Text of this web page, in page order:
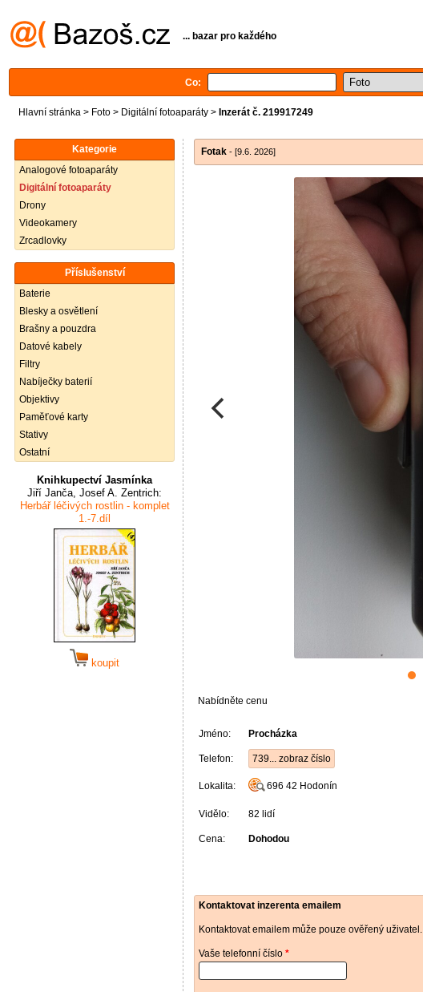
... bazar pro každého
Co:
Hlavní stránka > Foto > Digitální fotoaparáty > Inzerát č. 219917249
Kategorie
Analogové fotoaparáty
Digitální fotoaparáty
Drony
Videokamery
Zrcadlovky
Příslušenství
Baterie
Blesky a osvětlení
Brašny a pouzdra
Datové kabely
Filtry
Nabíječky baterií
Objektivy
Paměťové karty
Stativy
Ostatní
Knihkupectví Jasmínka
Jiří Janča, Josef A. Zentrich:
Herbář léčivých rostlin - komplet
1.-7.díl
koupit
Fotak - [9.6. 2026]
Nabídněte cenu
Jméno: Procházka
Telefon: 739... zobraz číslo
Lokalita: 696 42 Hodonín
Vidělo: 82 lidí
Cena: Dohodou
Kontaktovat inzerenta emailem
Kontaktovat emailem může pouze ověřený uživatel.
Vaše telefonní číslo *